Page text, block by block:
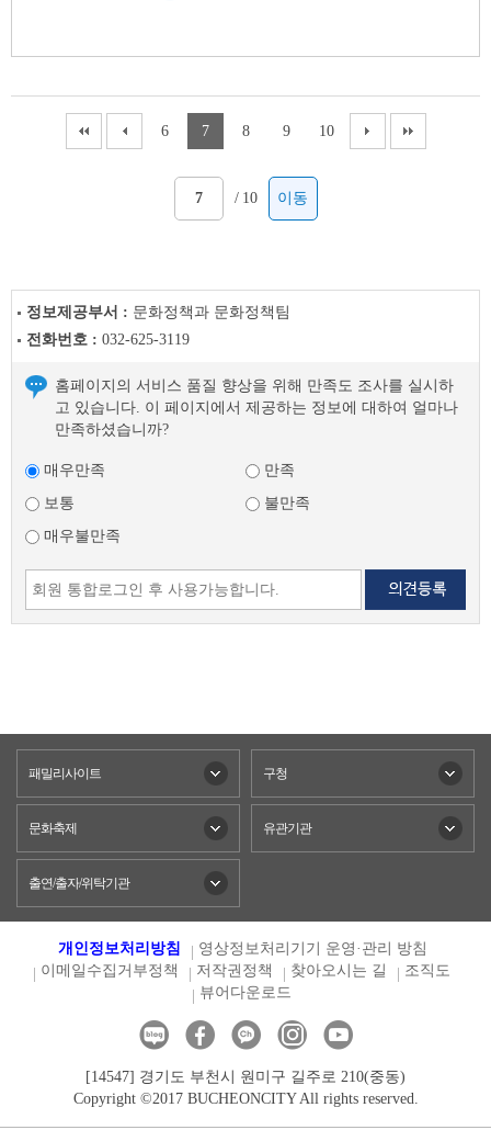
6 7 8 9 10
/ 10 이동
정보제공부서 : 문화정책과 문화정책팀
전화번호 : 032-625-3119
홈페이지의 서비스 품질 향상을 위해 만족도 조사를 실시하
고 있습니다. 이 페이지에서 제공하는 정보에 대하여 얼마나
만족하셨습니까?
매우만족
만족
보통
불만족
매우불만족
패밀리사이트 구청
문화축제 유관기관
출연/출자/위탁기관
개인정보처리방침
영상정보처리기기 운영·관리 방침
이메일수집거부정책
저작권정책 찾아오시는 길
조직도
뷰어다운로드
[14547] 경기도 부천시 원미구 길주로 210(중동)
Copyright ©2017 BUCHEONCITY All rights reserved.